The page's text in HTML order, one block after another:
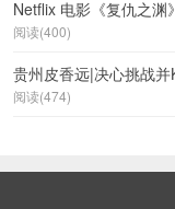
Netflix 电影《复仇之渊
阅读(400)
贵州皮香远|决心挑战并
阅读(474)